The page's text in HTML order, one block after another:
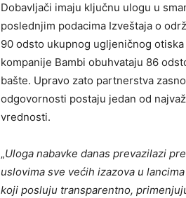
Dobavljači imaju ključnu ulogu u
poslednjim podacima Izveštaja o
90 odsto ukupnog ugljeničnog
kompanije Bambi obuhvataju 86
bašte. Upravo zato partnerstva
odgovornosti postaju jedan od
vrednosti.
„Uloga nabavke danas prevazilazi
uslovima sve većih izazova u
koji posluju transparentno,